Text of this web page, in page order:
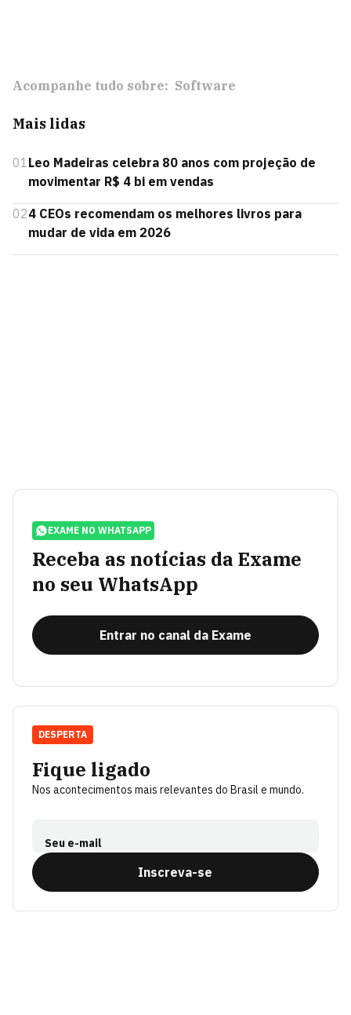
Acompanhe tudo sobre: Software
Mais lidas
01Leo Madeiras celebra 80 anos com projeção de
movimentar R$ 4 bi em vendas
024 CEOs recomendam os melhores livros para
mudar de vida em 2026
EXAME NO WHATSAPP
Receba as notícias da Exame
no seu WhatsApp
Entrar no canal da Exame
Fique ligado
Nos acontecimentos mais relevantes do Brasil e mundo.
Seu e-mail
Inscreva-se
DESPERTA